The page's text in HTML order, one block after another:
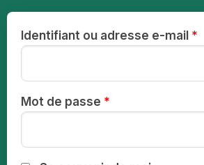
Identifiant ou adresse e-mail *
Mot de passe *